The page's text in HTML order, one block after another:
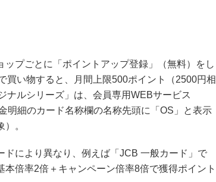
プごとに「ポイントアップ登録」（無料）をし
買い物すると、月間上限500ポイント（2500円相
ナルシリーズ」は、会員専用WEBサービス
明細のカード名称欄の名称先頭に「OS」と表示
。
により異なり、例えば「JCB 一般カード」で
本倍率2倍＋キャンペーン倍率8倍で獲得ポイント